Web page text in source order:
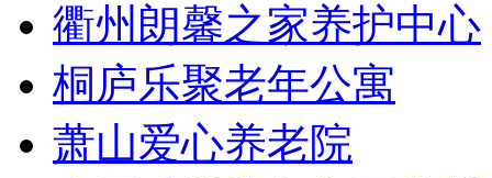
衢州朗馨之家养护中心
桐庐乐聚老年公寓
萧山爱心养老院